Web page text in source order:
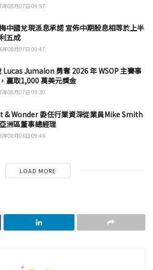
年08月07日 09:57
中國兌現派息承諾 宣佈中期股息相等於上半
五成
年08月07日 09:47
Lucas Jumalon 勇奪 2026 年 WSOP 主賽事
贏取1,000 萬美元獎金
年08月07日 09:30
& Wonder 委任行業資深從業員Mike Smith
洲區董事總經理
年08月06日 09:46
LOAD MORE